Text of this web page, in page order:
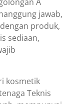
A
jawab,
produk,
sediaan,
kosmetik
Teknis